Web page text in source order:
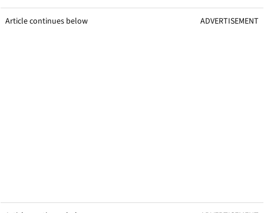
Article continues below ADVERTISEMENT